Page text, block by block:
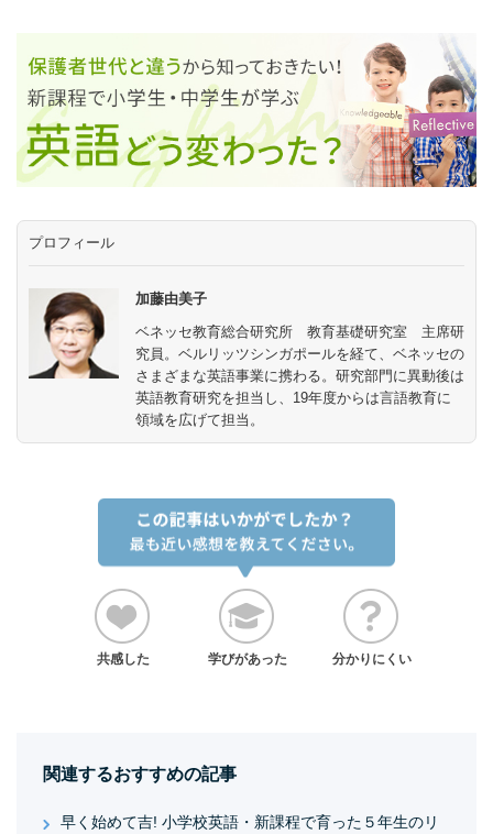
プロフィール
加藤由美子
ベネッセ教育総合研究所 教育基礎研究室 主席研
究員。ベルリッツシンガポールを経て、ベネッセの
さまざまな英語事業に携わる。研究部門に異動後は
英語教育研究を担当し、19年度からは言語教育に
領域を広げて担当。
共感した 学びがあった 分かりにくい
関連するおすすめの記事
早く始めて吉! 小学校英語・新課程で育った５年生のリ